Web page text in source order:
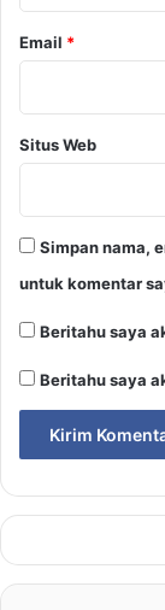
Email *
Situs Web
Simpan nama,
untuk komentar
Beritahu saya
Beritahu saya